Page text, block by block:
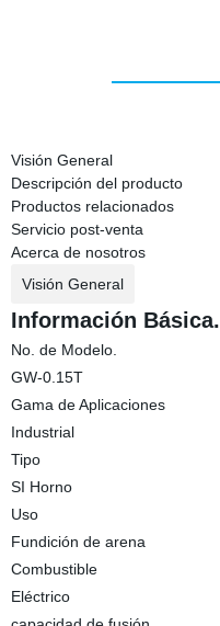
Visión General
Descripción del producto
Productos relacionados
Servicio post-venta
Acerca de nosotros
Visión General
Información Básica.
No. de Modelo.
GW-0.15T
Gama de Aplicaciones
Industrial
Tipo
SI Horno
Uso
Fundición de arena
Combustible
Eléctrico